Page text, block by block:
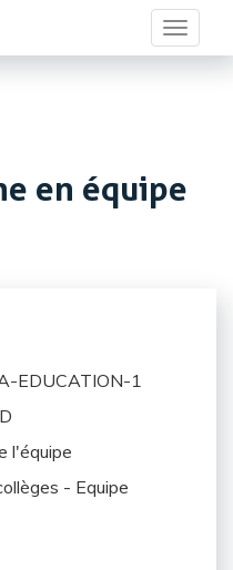
Toggle
en équipe
EDUCATION-1
l'équipe
- Equipe